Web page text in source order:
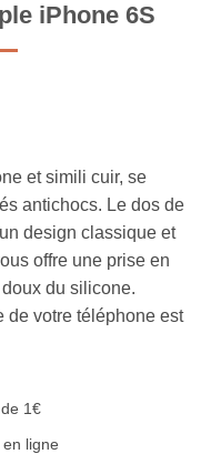
iPhone 6S
et simili cuir, se
antichocs. Le dos de
design classique et
offre une prise en
du silicone.
de votre téléphone est
1€
ligne